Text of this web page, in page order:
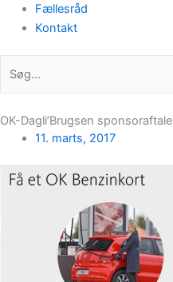
Fællesråd
Kontakt
OK-Dagli’Brugsen sponsoraftale
11. marts, 2017